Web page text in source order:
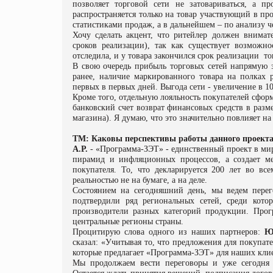
позволяет торговой сети не затовариваться, а
распространяется только на товар участвующий в
статистиками продаж, а в дальнейшем – по анализу
Хочу сделать акцент, что ритейлер должен
сроков реализации), так как существует
отследила, и у товара закончился срок реализации
В свою очередь прибыль торговых сетей напрямую
ранее, наличие маркированного товара на
первых в первых дней. Выгода сети - увеличение в
Кроме того, отдельную лояльность покупателей
банковский счет возврат финансовых средств в
магазина). Я думаю, что это значительно повлияет
ТМ: Каковы перспективы работы данного
А.Р. - «Программа-ЗЭТ» - единственный проект в
пирамид и инфляционных процессов, а создает
покупателя. То, что декларируется 200 лет во
реальностью не на бумаге, а на деле.
Состоянием на сегодняшний день, мы ведем
подтвердили ряд региональных сетей, среди
производители разных категорий продукции.
центральные регионы страны.
Процитирую слова одного из наших партнеров:
сказал: «Учитывая то, что предложения для
которые предлагает «Программа-ЗЭТ» для наших
Мы продолжаем вести переговоры и уже сегодня